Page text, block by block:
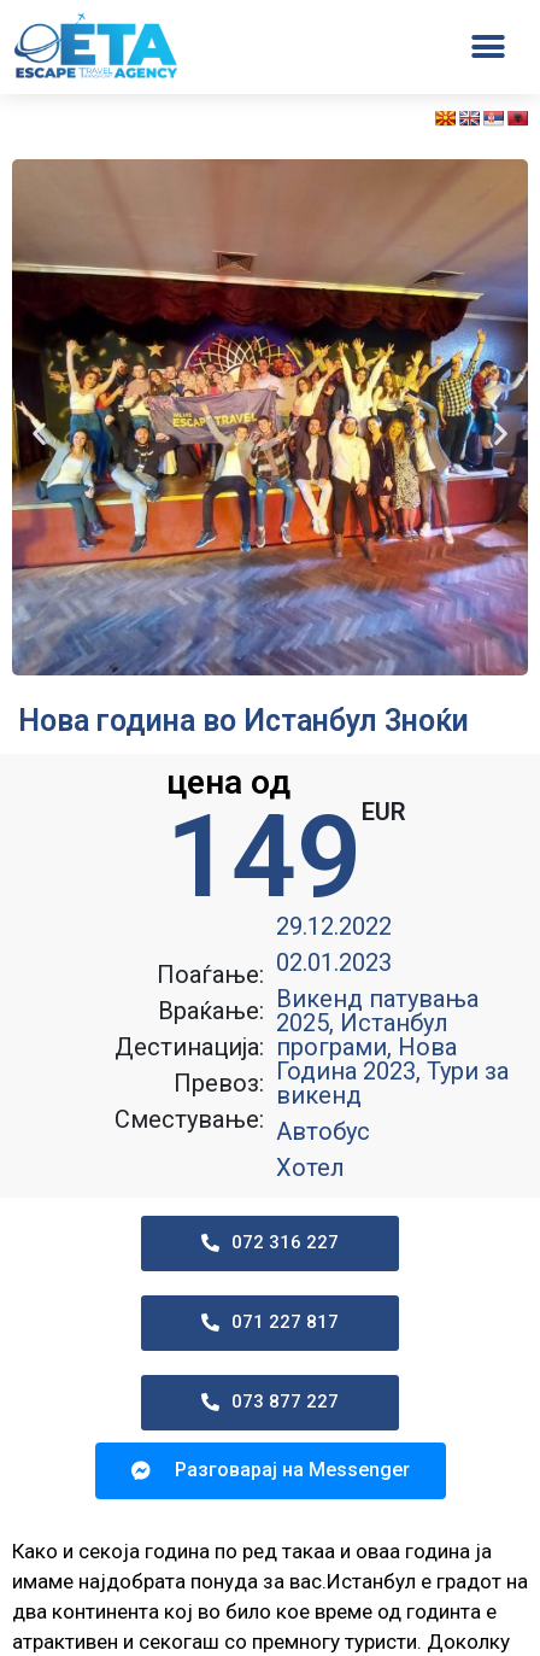
Нова година во Истанбул 3ноќи
цена од
149 EUR
Поаѓање:
Враќање:
Дестинација:
Превоз:
Сместување:
29.12.2022
02.01.2023
Викенд патувања
2025, Истанбул
програми, Нова
Година 2023, Тури за
викенд
Автобус
Хотел
072 316 227
071 227 817
073 877 227
Разговарај на Messenger
Како и секоја година по ред такаа и оваа година ја
имаме најдобрата понуда за вас.Истанбул е градот на
два континента кој во било кое време од годинта е
атрактивен и секогаш со премногу туристи. Доколку